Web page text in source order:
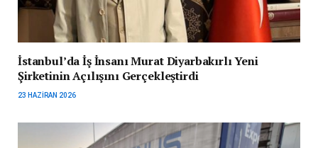
İstanbul’da İş İnsanı Murat Diyarbakırlı Yeni
Şirketinin Açılışını Gerçekleştirdi
23 HAZIRAN 2026